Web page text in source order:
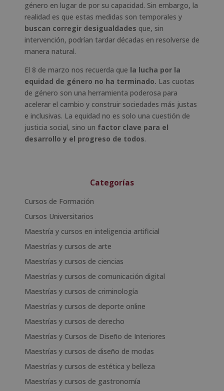
género en lugar de por su capacidad. Sin embargo, la
realidad es que estas medidas son temporales y
buscan corregir desigualdades que, sin
intervención, podrían tardar décadas en resolverse de
manera natural.
El 8 de marzo nos recuerda que la lucha por la
equidad de género no ha terminado. Las cuotas
de género son una herramienta poderosa para
acelerar el cambio y construir sociedades más justas
e inclusivas. La equidad no es solo una cuestión de
justicia social, sino un factor clave para el
desarrollo y el progreso de todos.
Categorías
Cursos de Formación
Cursos Universitarios
Maestría y cursos en inteligencia artificial
Maestrías y cursos de arte
Maestrías y cursos de ciencias
Maestrías y cursos de comunicación digital
Maestrías y cursos de criminología
Maestrías y cursos de deporte online
Maestrías y cursos de derecho
Maestrías y Cursos de Diseño de Interiores
Maestrías y cursos de diseño de modas
Maestrías y cursos de estética y belleza
Maestrías y cursos de gastronomía